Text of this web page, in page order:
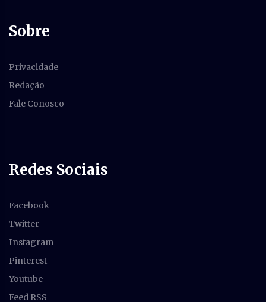
Sobre
Privacidade
Redação
Fale Conosco
Redes Sociais
Facebook
Twitter
Instagram
Pinterest
Youtube
Feed RSS